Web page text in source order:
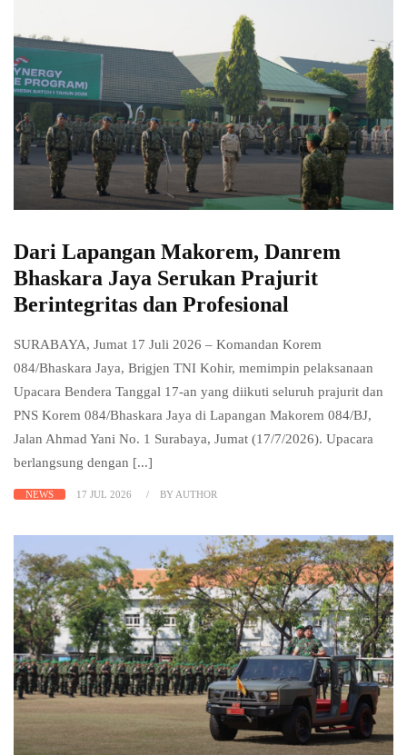
Dari Lapangan Makorem, Danrem
Bhaskara Jaya Serukan Prajurit
Berintegritas dan Profesional
SURABAYA, Jumat 17 Juli 2026 – Komandan Korem
084/Bhaskara Jaya, Brigjen TNI Kohir, memimpin pelaksanaan
Upacara Bendera Tanggal 17-an yang diikuti seluruh prajurit dan
PNS Korem 084/Bhaskara Jaya di Lapangan Makorem 084/BJ,
Jalan Ahmad Yani No. 1 Surabaya, Jumat (17/7/2026). Upacara
berlangsung dengan [...]
NEWS 17 JUL 2026 BY AUTHOR